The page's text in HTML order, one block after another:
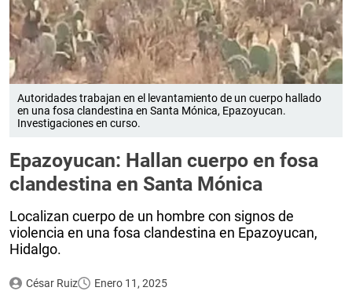
Autoridades trabajan en el levantamiento de un cuerpo hallado
en una fosa clandestina en Santa Mónica, Epazoyucan.
Investigaciones en curso.
Epazoyucan: Hallan cuerpo en fosa
clandestina en Santa Mónica
Localizan cuerpo de un hombre con signos de
violencia en una fosa clandestina en Epazoyucan,
Hidalgo.
César Ruiz Enero 11, 2025